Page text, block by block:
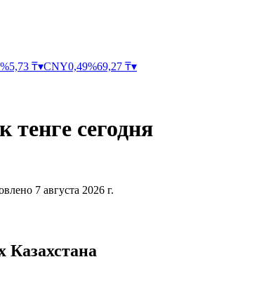
%5,73 ₸▾CNY0,49%69,27 ₸▾
тенге сегодня
7 августа 2026 г.
Казахстана